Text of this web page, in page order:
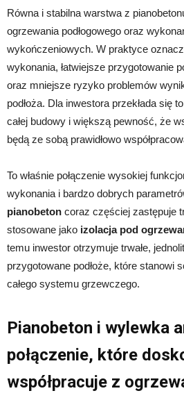
Równa i stabilna warstwa z
ogrzewania podłogowego oraz
wykończeniowych. W praktyce
wykonania, łatwiejsze przygotowanie
oraz mniejsze ryzyko problemów
podłoża. Dla inwestora przekłada się
całej budowy i większą pewność, że
będą ze sobą prawidłowo
To właśnie połączenie wysokiej
wykonania i bardzo dobrych
pianobeton coraz częściej zastępuje
stosowane jako izolacja pod
temu inwestor otrzymuje trwałe,
przygotowane podłoże, które stanowi
całego systemu grzewczego.
Pianobeton i wylewka
połączenie, które
współpracuje z